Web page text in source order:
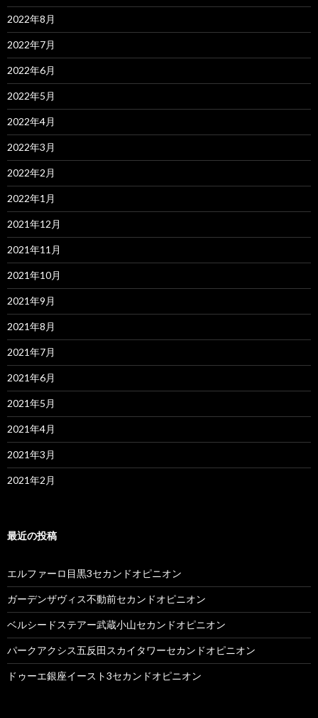
2022年8月
2022年7月
2022年6月
2022年5月
2022年4月
2022年3月
2022年2月
2022年1月
2021年12月
2021年11月
2021年10月
2021年9月
2021年8月
2021年7月
2021年6月
2021年5月
2021年4月
2021年3月
2021年2月
最近の投稿
エルファーロ目黒3セカンドオピニオン
ガーデンザヴィス不動前セカンドオピニオン
ベルシードステアー武蔵小山セカンドオピニオン
パークアクシス五反田スカイタワーセカンドオピニオン
ドゥーエ銀座イースト3セカンドオピニオン